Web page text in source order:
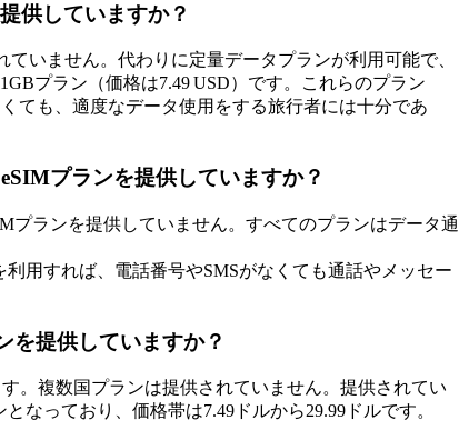
供していますか？
いません。代わりに定量データプランが利用可能で、
プラン（価格は7.49 USD）です。これらのプラン
ても、適度なデータ使用をする旅行者には十分であ
プランを提供していますか？
プランを提供していません。すべてのプランはデータ通
利用すれば、電話番号やSMSがなくても通話やメッセー
を提供していますか？
。複数国プランは提供されていません。提供されてい
なっており、価格帯は7.49ドルから29.99ドルです。